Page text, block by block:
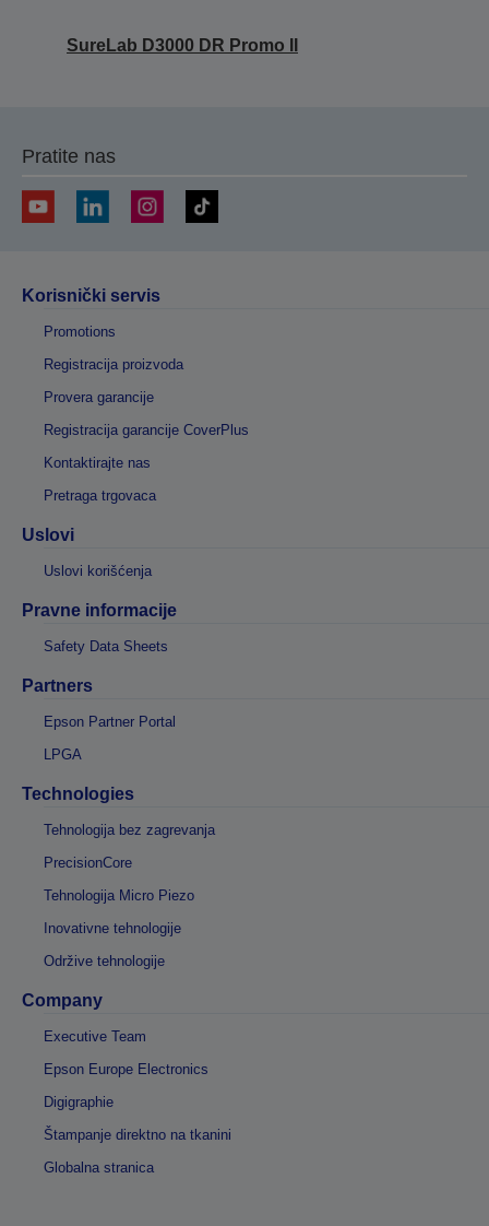
SureLab D3000 DR Promo II
Pratite nas
Korisnički servis
Promotions
Registracija proizvoda
Provera garancije
Registracija garancije CoverPlus
Kontaktirajte nas
Pretraga trgovaca
Uslovi
Uslovi korišćenja
Pravne informacije
Safety Data Sheets
Partners
Epson Partner Portal
LPGA
Technologies
Tehnologija bez zagrevanja
PrecisionCore
Tehnologija Micro Piezo
Inovativne tehnologije
Održive tehnologije
Company
Executive Team
Epson Europe Electronics
Digigraphie
Štampanje direktno na tkanini
Globalna stranica